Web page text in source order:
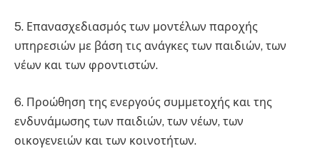
5. Επανασχεδιασμός των μοντέλων παροχής
υπηρεσιών με βάση τις ανάγκες των παιδιών, των
νέων και των φροντιστών.
6. Προώθηση της ενεργούς συμμετοχής και της
ενδυνάμωσης των παιδιών, των νέων, των
οικογενειών και των κοινοτήτων.